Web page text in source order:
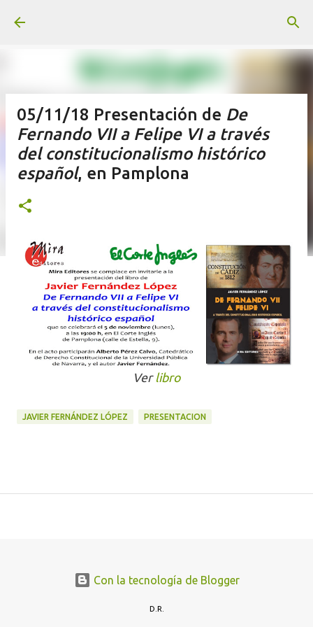
05/11/18 Presentación de De
Fernando VII a Felipe VI a través
del constitucionalismo histórico
español, en Pamplona
Verlibro
JAVIER FERNÁNDEZ LÓPEZ PRESENTACION
Con la tecnología de Blogger
D.R.